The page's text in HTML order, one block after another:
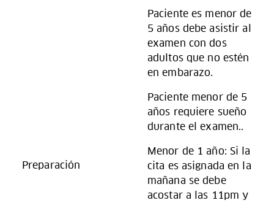
Preparación
Paciente es menor de
5 años debe asistir al
examen con dos
adultos que no estén
en embarazo.
Paciente menor de 5
años requiere sueño
durante el examen..
Menor de 1 año: Si la
cita es asignada en la
mañana se debe
acostar a las 11pm y